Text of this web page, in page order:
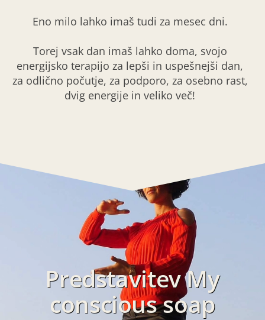
Eno milo lahko imaš tudi za mesec dni.
Torej vsak dan imaš lahko doma, svojo
energijsko terapijo za lepši in uspešnejši dan,
za odlično počutje, za podporo, za osebno rast,
dvig energije in veliko več!
Predstavitev My
conscious soap